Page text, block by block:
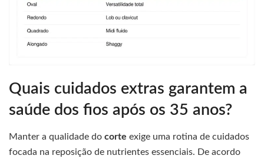
Quais cuidados extras garantem a
saúde dos fios após os 35 anos?
Manter a qualidade do corte exige uma rotina de cuidados
focada na reposição de nutrientes essenciais. De acordo